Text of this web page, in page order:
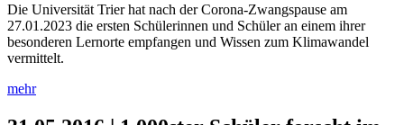
Die Universität Trier hat nach der Corona-Zwangspause am
27.01.2023 die ersten Schülerinnen und Schüler an einem ihrer
besonderen Lernorte empfangen und Wissen zum Klimawandel
vermittelt.
mehr